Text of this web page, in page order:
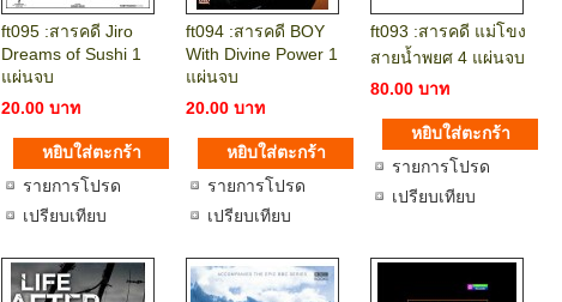
ft095 :สารคดี Jiro
Dreams of Sushi 1
แผ่นจบ
20.00 บาท
รายการโปรด
เปรียบเทียบ
ft094 :สารคดี BOY
With Divine Power 1
แผ่นจบ
20.00 บาท
รายการโปรด
เปรียบเทียบ
ft093 :สารคดี แม่โขง
สายน้ำพยศ 4 แผ่นจบ
80.00 บาท
รายการโปรด
เปรียบเทียบ